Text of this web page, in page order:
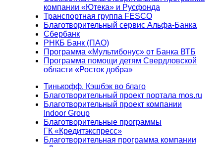
компании «Ютека» и Русфонда
Транспортная группа FESCO
Благотворительный сервис Альфа-Банка
Сбербанк
РНКБ Банк (ПАО)
Программа «Мультибонус» от Банка ВТБ
Программа помощи детям Свердловской
области «Росток добра»
Тинькофф. Кэшбэк во благо
Благотворительный проект портала mos.ru
Благотворительный проект компании
Indoor Group
Благотворительные программы
ГК «Кредитэкспресс»
Благотворительная программа компании